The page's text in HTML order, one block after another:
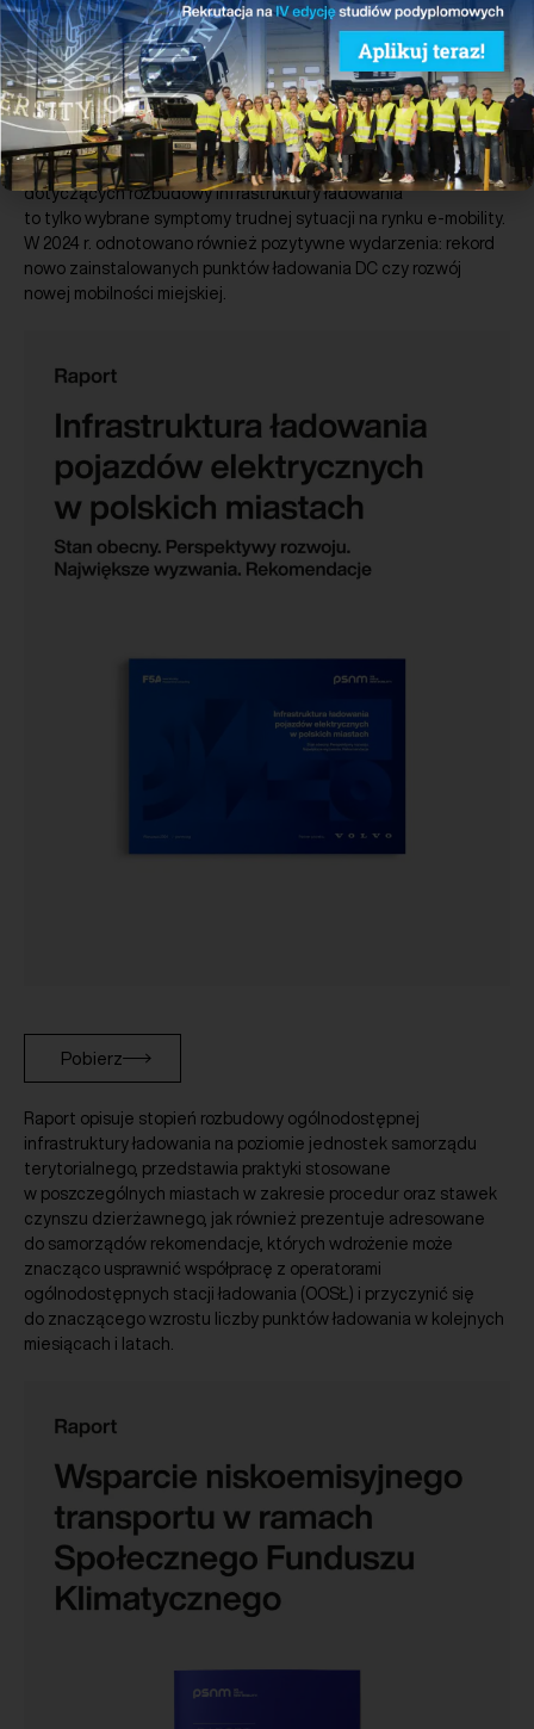
Pobierz
Przygotowane przez PSNM podsumowanie roku 2024 w polskim
sektorze nowej mobilności. Rok 2024 był bardzo trudny dla
zrównoważonego transportu. Pierwszy w historii spadek
rejestracji nowych samochodów elektrycznych rok do roku
oraz niski stopień wypełnienia unijnych wymogów (AFIR)
dotyczących rozbudowy infrastruktury ładowania
to tylko wybrane symptomy trudnej sytuacji na rynku e-mobility.
W 2024 r. odnotowano również pozytywne wydarzenia: rekord
nowo zainstalowanych punktów ładowania DC czy rozwój
nowej mobilności miejskiej.
Pobierz
Raport opisuje stopień rozbudowy ogólnodostępnej
infrastruktury ładowania na poziomie jednostek samorządu
terytorialnego, przedstawia praktyki stosowane
w poszczególnych miastach w zakresie procedur oraz stawek
czynszu dzierżawnego, jak również prezentuje adresowane
do samorządów rekomendacje, których wdrożenie może
znacząco usprawnić współpracę z operatorami
ogólnodostępnych stacji ładowania (OOSŁ) i przyczynić się
do znaczącego wzrostu liczby punktów ładowania w kolejnych
miesiącach i latach.